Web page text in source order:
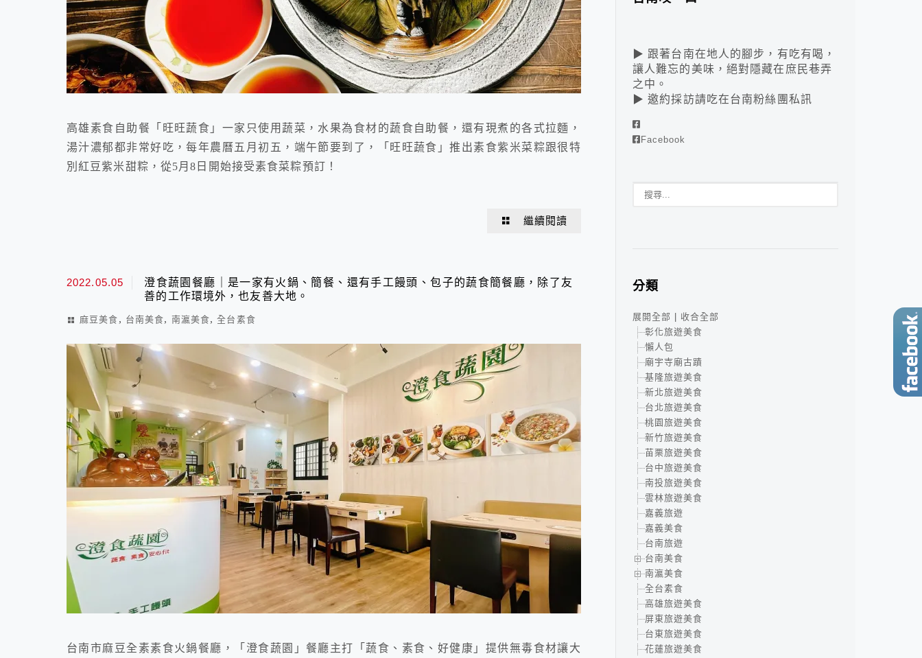
高雄素食自助餐「旺旺蔬食」一家只使用蔬菜，水果為食材的蔬食自助餐，還有現煮的各式拉麵，
湯汁濃郁都非常好吃，每年農曆五月初五，端午節要到了，「旺旺蔬食」推出素食紫米菜粽跟很特
別紅豆紫米甜粽，從5月8日開始接受素食菜粽預訂！
繼續閱讀
2022.05.05
澄食蔬園餐廳｜是一家有火鍋、簡餐、還有手工饅頭、包子的蔬食簡餐廳，除了友
善的工作環境外，也友善大地。
麻豆美食 , 台南美食, 南瀛美食,全台素食
台南市麻豆全素素食火鍋餐廳，「澄食蔬園」餐廳主打「蔬食、素食、好健康」提供無毒食材讓大
▶ 跟著台南在地人的腳步，有吃有喝，
讓人難忘的美味，絕對隱藏在庶民巷弄
之中。
▶ 邀約採訪請吃在台南粉絲團私訊
Facebook
分類
展開全部
收合全部
彰化旅遊美食
懶人包
廟宇寺廟古蹟
基隆旅遊美食
新北旅遊美食
台北旅遊美食
桃園旅遊美食
新竹旅遊美食
苗栗旅遊美食
台中旅遊美食
南投旅遊美食
雲林旅遊美食
嘉義旅遊
嘉義美食
台南旅遊
台南美食
南瀛美食
全台素食
高雄旅遊美食
屏東旅遊美食
台東旅遊美食
花蓮旅遊美食